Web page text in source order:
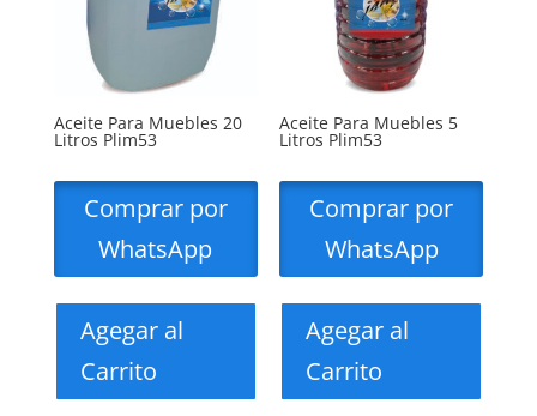
Aceite Para Muebles 20
Litros Plim53
Comprar por
WhatsApp
Agegar al
Carrito
Aceite Para Muebles 5
Litros Plim53
Comprar por
WhatsApp
Agegar al
Carrito